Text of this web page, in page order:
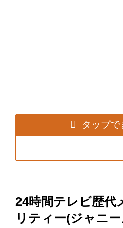
タップ
24時間テレビ歴代
リティー(ジャニ